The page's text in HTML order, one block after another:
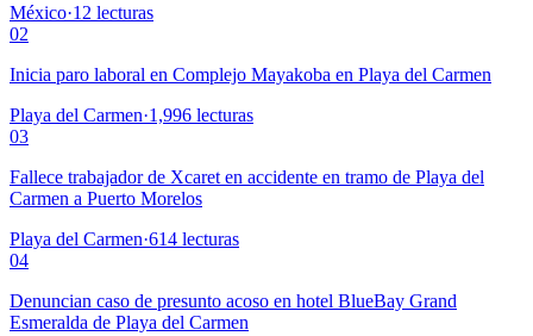
México·12 lecturas
02
Inicia paro laboral en Complejo Mayakoba en Playa del Carmen
Playa del Carmen·1,996 lecturas
03
Fallece trabajador de Xcaret en accidente en tramo de Playa del
Carmen a Puerto Morelos
Playa del Carmen·614 lecturas
04
Denuncian caso de presunto acoso en hotel BlueBay Grand
Esmeralda de Playa del Carmen